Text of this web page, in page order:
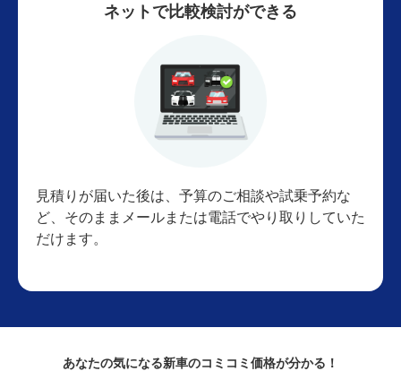
ネットで比較検討ができる
見積りが届いた後は、予算のご相談や試乗予約な
ど、そのままメールまたは電話でやり取りしていた
だけます。
あなたの気になる新車のコミコミ価格が分かる！